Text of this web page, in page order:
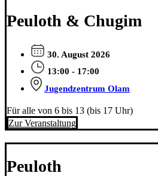
Peuloth & Chugim
30. August 2026
13:00 - 17:00
Jugendzentrum Olam
Für alle von 6 bis 13 (bis 17 Uhr)
Zur Veranstaltung
Peuloth